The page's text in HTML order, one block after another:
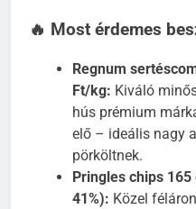
🔥 Most érdemes
Regnum
Ft/kg: Kiváló
hús prémium
elő – ideális nagy
pörköltnek.
Pringles chips
41%): Közel